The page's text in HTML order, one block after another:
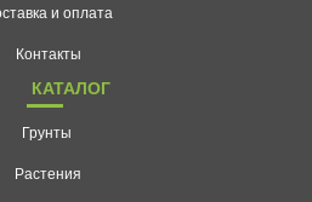
и оплата
Контакты
КАТАЛОГ
Грунты
Растения